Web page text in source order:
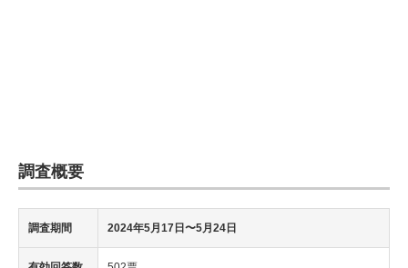
調査概要
調査期間 2024年5月17日〜5月24日